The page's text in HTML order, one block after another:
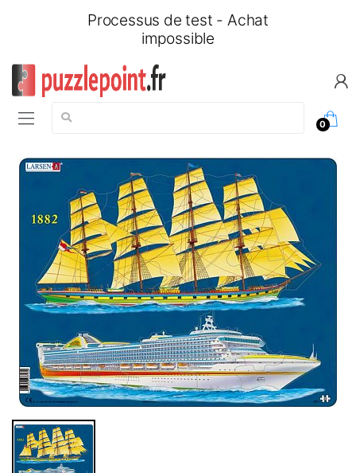
Processus de test - Achat
impossible
Chercher:
0